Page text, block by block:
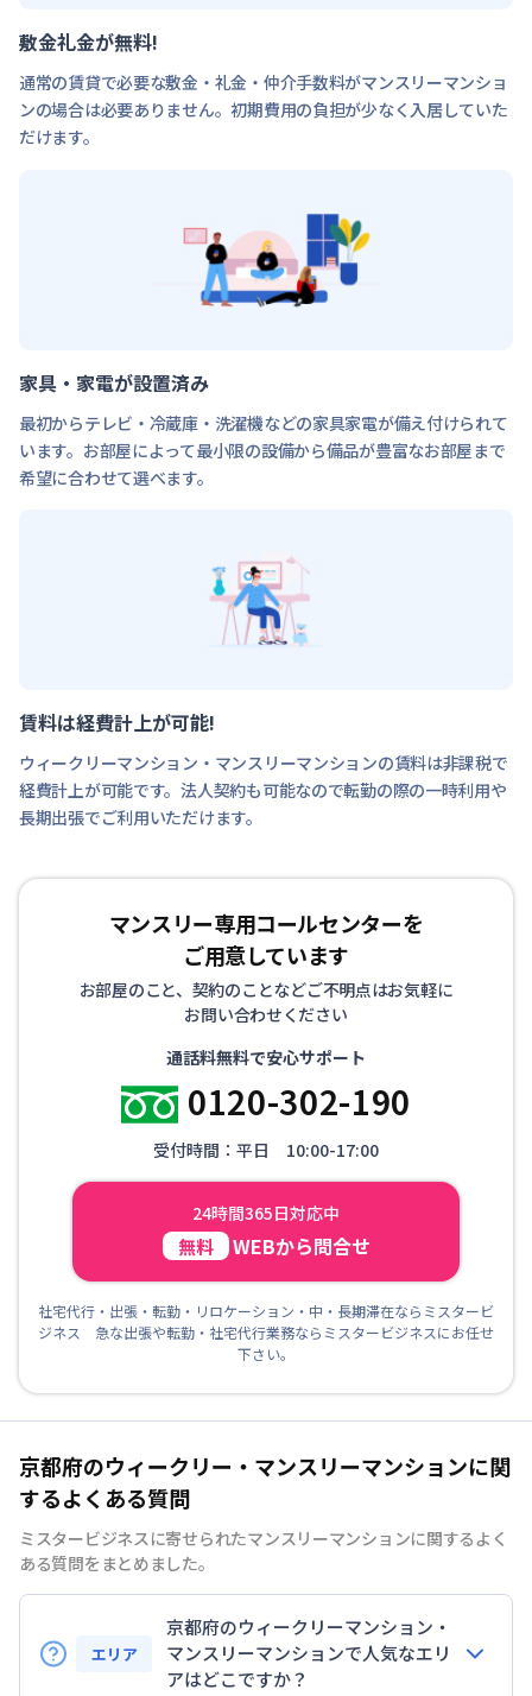
敷金礼金が無料!
通常の賃貸で必要な敷金・礼金・仲介手数料がマンスリーマンショ
ンの場合は必要ありません。初期費用の負担が少なく入居していた
だけます。
家具・家電が設置済み
最初からテレビ・冷蔵庫・洗濯機などの家具家電が備え付けられて
います。お部屋によって最小限の設備から備品が豊富なお部屋まで
希望に合わせて選べます。
賃料は経費計上が可能!
ウィークリーマンション・マンスリーマンションの賃料は非課税で
経費計上が可能です。法人契約も可能なので転勤の際の一時利用や
長期出張でご利用いただけます。
マンスリー専用コールセンターを
ご用意しています
お部屋のこと、契約のことなどご不明点はお気軽に
お問い合わせください
通話料無料で安心サポート
0120-302-190
受付時間：平日 10:00-17:00
24時間365日対応中
無料 WEBから問合せ
社宅代行・出張・転勤・リロケーション・中・長期滞在ならミスタービ
ジネス 急な出張や転勤・社宅代行業務ならミスタービジネスにお任せ
下さい。
京都府のウィークリー・マンスリーマンションに関
するよくある質問
ミスタービジネスに寄せられたマンスリーマンションに関するよく
ある質問をまとめました。
エリア
京都府のウィークリーマンション・
マンスリーマンションで人気なエリ
アはどこですか？